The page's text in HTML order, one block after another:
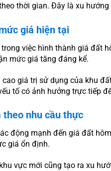
thời gian. Đây là xu
giá hiện tại
việc hình thành giá đất
mức giá tăng đáng kể.
giá trị sử dụng của khu
tố có ảnh hưởng trực tiếp
theo nhu cầu thực
động mạnh đến giá đất
giá ổn định.
vực mới cũng tạo ra xu